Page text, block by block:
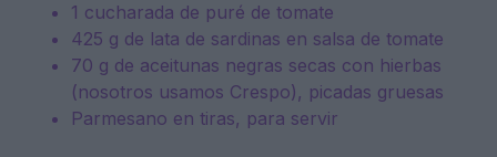
1 cucharada de puré de tomate
425 g de lata de sardinas en salsa de tomate
70 g de aceitunas negras secas con hierbas
(nosotros usamos Crespo), picadas gruesas
Parmesano en tiras, para servir